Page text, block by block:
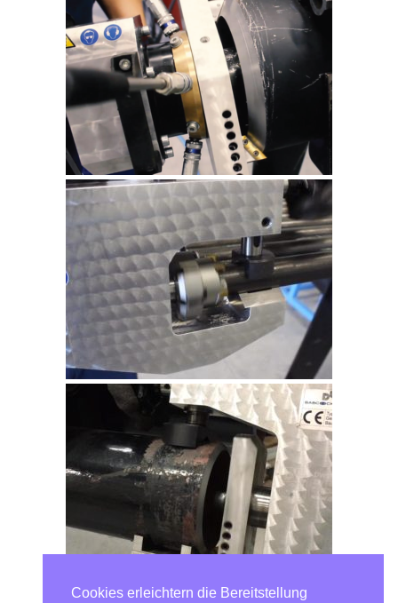
Cookies erleichtern die Bereitstellung